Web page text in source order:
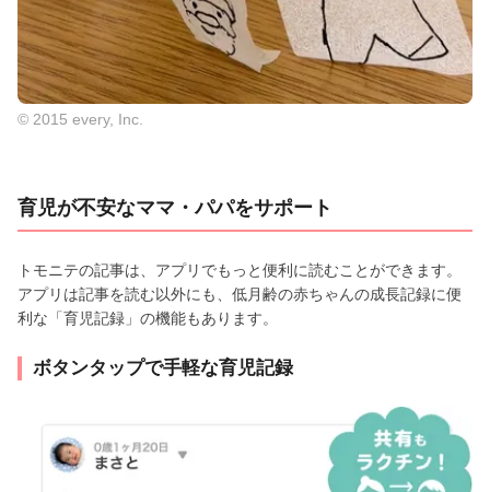
© 2015 every, Inc.
育児が不安なママ・パパをサポート
トモニテの記事は、アプリでもっと便利に読むことができます。
アプリは記事を読む以外にも、低月齢の赤ちゃんの成長記録に便
利な「育児記録」の機能もあります。
ボタンタップで手軽な育児記録